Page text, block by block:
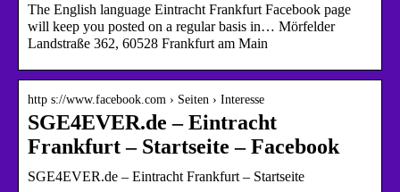
The English language Eintracht Frankfurt Facebook page
will keep you posted on a regular basis in… Mörfelder
Landstraße 362, 60528 Frankfurt am Main
http s://www.facebook.com › Seiten › Interesse
SGE4EVER.de – Eintracht
Frankfurt – Startseite – Facebook
SGE4EVER.de – Eintracht Frankfurt – Startseite